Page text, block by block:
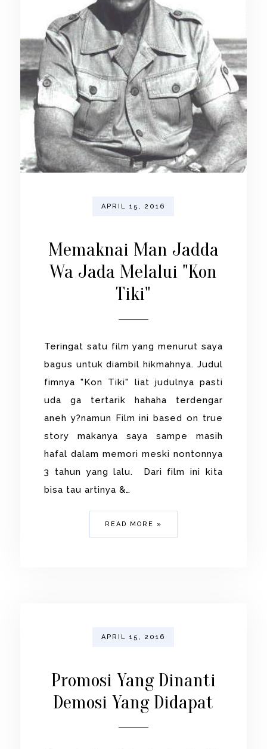
APRIL 15, 2016
Memaknai Man Jadda
Wa Jada Melalui "Kon
Tiki"
Teringat satu film yang menurut saya
bagus untuk diambil hikmahnya. Judul
fimnya "Kon Tiki" liat judulnya pasti
uda ga tertarik hahaha terdengar
aneh y?namun Film ini based on true
story makanya saya sampe masih
hafal dalam memori meski nontonnya
3 tahun yang lalu. Dari film ini kita
bisa tau artinya &…
READ MORE »
APRIL 15, 2016
Promosi Yang Dinanti
Demosi Yang Didapat